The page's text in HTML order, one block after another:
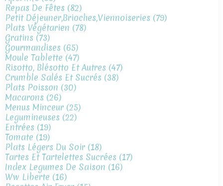
Repas De Fêtes (82)
Petit Déjeuner,brioches,viennoiseries (79)
Plats Végétarien (78)
Gratins (73)
Gourmandises (65)
Moule Tablette (47)
Risotto, Blésotto Et Autres (47)
Crumble Salés Et Sucrés (38)
Plats Poisson (30)
Macarons (26)
Menus Minceur (25)
Legumineuses (22)
Entrées (19)
Tomate (19)
Plats Légers Du Soir (18)
Tartes Et Tartelettes Sucrées (17)
Index Legumes De Saison (16)
Ww Liberte (16)